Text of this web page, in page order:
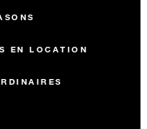
EN LOCATION